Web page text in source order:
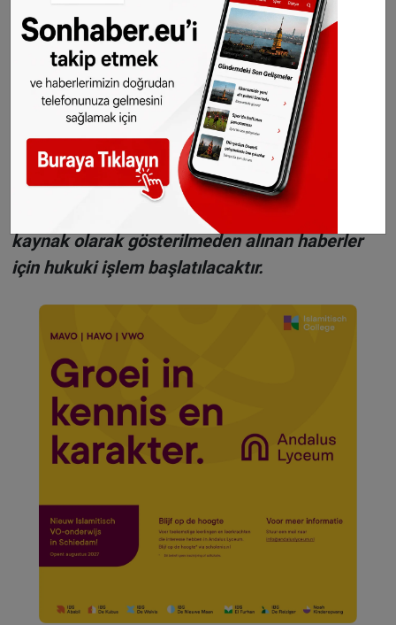
edebilirsiniz.
WhatsAppta ücretsiz bültenimize abone olun,
Hollanda ve diğer Avrupa ülkeleri gündeminden
seçtiğimiz haberler her gün telefonunuza
gelsin!Abone olmak için tıklayın
Sitemizde yayımlanan haberlerin her türlü
’ya aittir. Haberin linki
kaynak olarak gösterilmeden alınan haberler
için hukuki işlem başlatılacaktır.